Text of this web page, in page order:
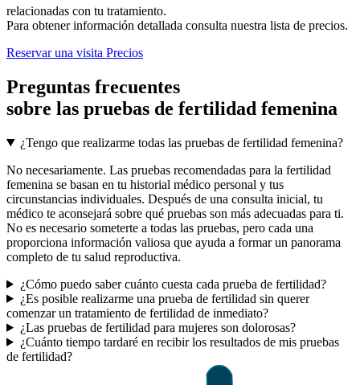
relacionadas con tu tratamiento.
Para obtener información detallada consulta nuestra lista de precios.
Reservar una visita Precios
Preguntas frecuentes
sobre las pruebas de fertilidad femenina
¿Tengo que realizarme todas las pruebas de fertilidad femenina?
No necesariamente. Las pruebas recomendadas para la fertilidad
femenina se basan en tu historial médico personal y tus
circunstancias individuales. Después de una consulta inicial, tu
médico te aconsejará sobre qué pruebas son más adecuadas para ti.
No es necesario someterte a todas las pruebas, pero cada una
proporciona información valiosa que ayuda a formar un panorama
completo de tu salud reproductiva.
¿Cómo puedo saber cuánto cuesta cada prueba de fertilidad?
¿Es posible realizarme una prueba de fertilidad sin querer
comenzar un tratamiento de fertilidad de inmediato?
¿Las pruebas de fertilidad para mujeres son dolorosas?
¿Cuánto tiempo tardaré en recibir los resultados de mis pruebas
de fertilidad?